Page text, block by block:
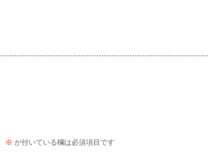
※ が付いている欄は必須項目です